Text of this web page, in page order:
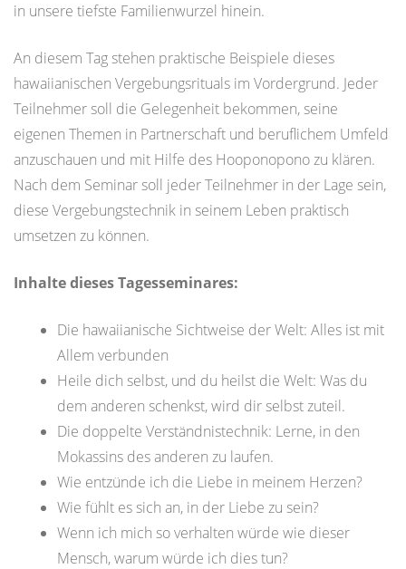
in unsere tiefste Familienwurzel hinein.
An diesem Tag stehen praktische Beispiele dieses
hawaiianischen Vergebungsrituals im Vordergrund. Jeder
Teilnehmer soll die Gelegenheit bekommen, seine
eigenen Themen in Partnerschaft und beruflichem Umfeld
anzuschauen und mit Hilfe des Hooponopono zu klären.
Nach dem Seminar soll jeder Teilnehmer in der Lage sein,
diese Vergebungstechnik in seinem Leben praktisch
umsetzen zu können.
Inhalte dieses Tagesseminares:
Die hawaiianische Sichtweise der Welt: Alles ist mit
Allem verbunden
Heile dich selbst, und du heilst die Welt: Was du
dem anderen schenkst, wird dir selbst zuteil.
Die doppelte Verständnistechnik: Lerne, in den
Mokassins des anderen zu laufen.
Wie entzünde ich die Liebe in meinem Herzen?
Wie fühlt es sich an, in der Liebe zu sein?
Wenn ich mich so verhalten würde wie dieser
Mensch, warum würde ich dies tun?